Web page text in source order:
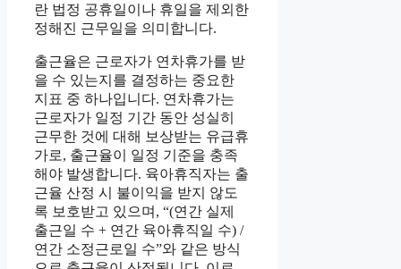
란 법정 공휴일이나 휴일을 제외한
정해진 근무일을 의미합니다.
출근율은 근로자가 연차휴가를 받
을 수 있는지를 결정하는 중요한
지표 중 하나입니다. 연차휴가는
근로자가 일정 기간 동안 성실히
근무한 것에 대해 보상받는 유급휴
가로, 출근율이 일정 기준을 충족
해야 발생합니다. 육아휴직자는 출
근율 산정 시 불이익을 받지 않도
록 보호받고 있으며, “(연간 실제
출근일 수 + 연간 육아휴직일 수) /
연간 소정근로일 수”와 같은 방식